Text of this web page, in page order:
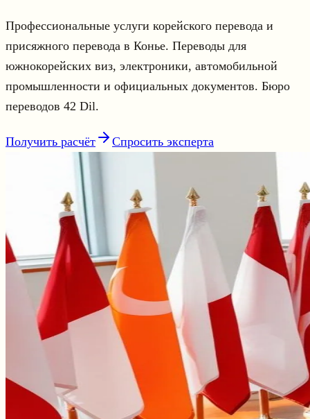
Профессиональные услуги корейского перевода и
присяжного перевода в Конье. Переводы для
южнокорейских виз, электроники, автомобильной
промышленности и официальных документов. Бюро
переводов 42 Dil.
Получить расчёт Спросить эксперта